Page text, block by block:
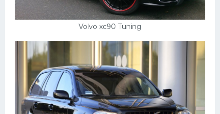
Volvo xc90 Tuning